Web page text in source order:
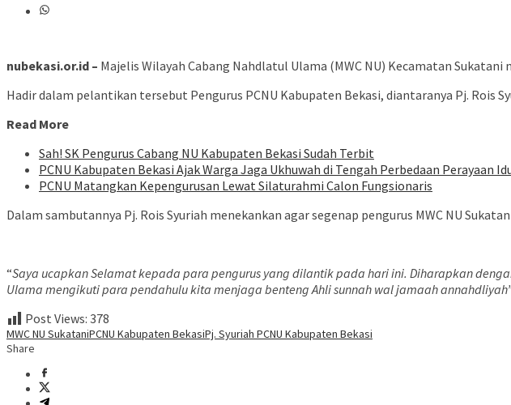
nubekasi.or.id – Majelis Wilayah Cabang Nahdlatul Ulama (MWC NU) Kecamatan
Hadir dalam pelantikan tersebut Pengurus PCNU Kabupaten Bekasi, diantaranya Pj. Rois
Read More
Sah! SK Pengurus Cabang NU Kabupaten Bekasi Sudah Terbit
PCNU Kabupaten Bekasi Ajak Warga Jaga Ukhuwah di Tengah Perbedaan Perayaan
PCNU Matangkan Kepengurusan Lewat Silaturahmi Calon Fungsionaris
Dalam sambutannya Pj. Rois Syuriah menekankan agar segenap pengurus MWC NU
“Saya ucapkan Selamat kepada para pengurus yang dilantik pada hari ini. Diharapkan
Ulama mengikuti para pendahulu kita menjaga benteng Ahli sunnah wal jamaah
Post Views: 378
MWC NU SukataniPCNU Kabupaten BekasiPj. Syuriah PCNU Kabupaten Bekasi
Share